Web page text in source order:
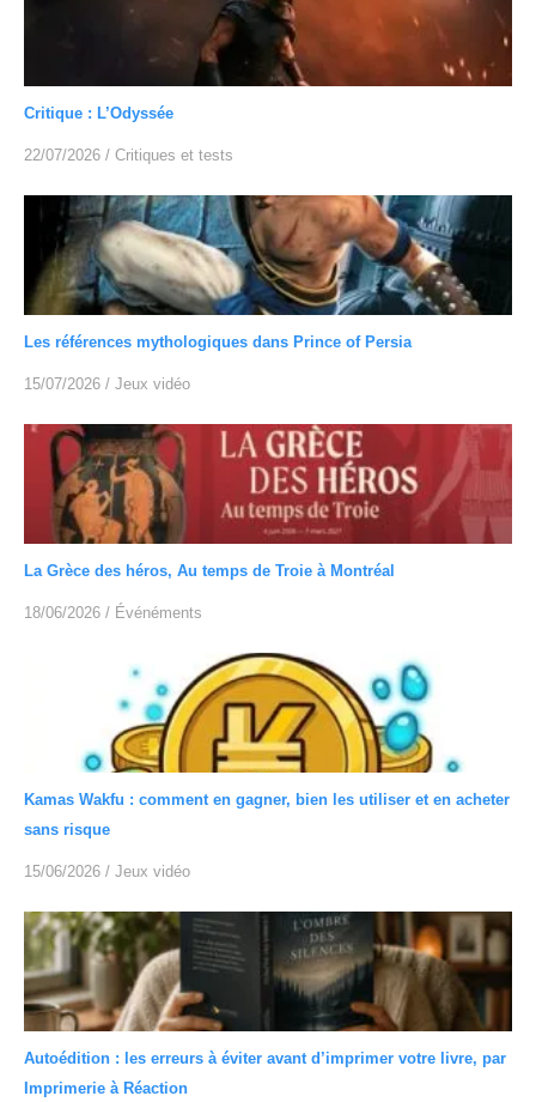
Critique : L’Odyssée
22/07/2026 / Critiques et tests
Les références mythologiques dans Prince of Persia
15/07/2026 / Jeux vidéo
La Grèce des héros, Au temps de Troie à Montréal
18/06/2026 / Événéments
Kamas Wakfu : comment en gagner, bien les utiliser et en acheter
sans risque
15/06/2026 / Jeux vidéo
Autoédition : les erreurs à éviter avant d’imprimer votre livre, par
Imprimerie à Réaction